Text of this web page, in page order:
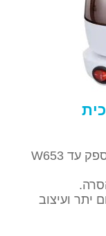
זכוכית איכותית לשמירה על הטעם, הספק עד W653
חימום יתר ועיצוב